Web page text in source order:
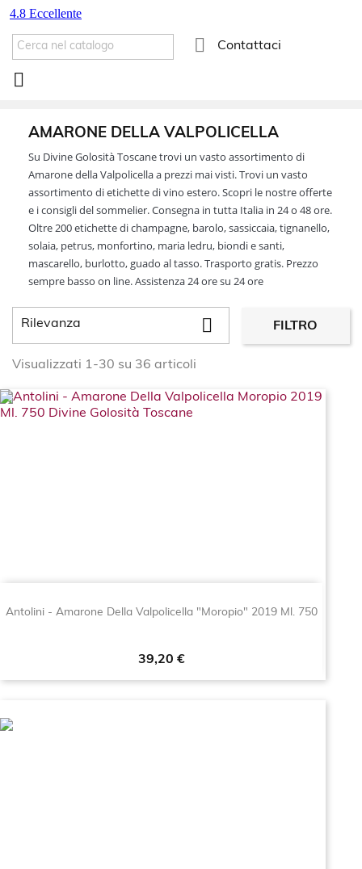
 Contattaci

AMARONE DELLA VALPOLICELLA
Su Divine Golosità Toscane trovi un vasto assortimento di
Amarone della Valpolicella a prezzi mai visti. Trovi un vasto
assortimento di etichette di vino estero. Scopri le nostre offerte
e i consigli del sommelier. Consegna in tutta Italia in 24 o 48 ore.
Oltre 200 etichette di champagne, barolo, sassiccaia, tignanello,
solaia, petrus, monfortino, maria ledru, biondi e santi,
mascarello, burlotto, guado al tasso. Trasporto gratis. Prezzo
sempre basso on line. Assistenza 24 ore su 24 ore
Rilevanza  FILTRO
Visualizzati 1-30 su 36 articoli
Antolini - Amarone Della Valpolicella "Moropio" 2019 Ml. 750
Prezzo
39,20 €